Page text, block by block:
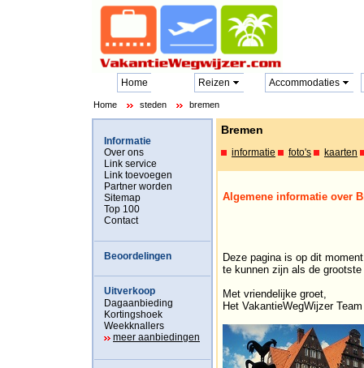
Home Reizen Accommodaties
Home steden bremen
Informatie
Over ons
Link service
Link toevoegen
Partner worden
Sitemap
Top 100
Contact
Beoordelingen
Uitverkoop
Dagaanbieding
Kortingshoek
Weekknallers
meer aanbiedingen
Bremen
informatie foto's kaarten
Algemene informatie over
Deze pagina is op dit
te kunnen zijn als de
Met vriendelijke groet,
Het VakantieWegWijzer Team